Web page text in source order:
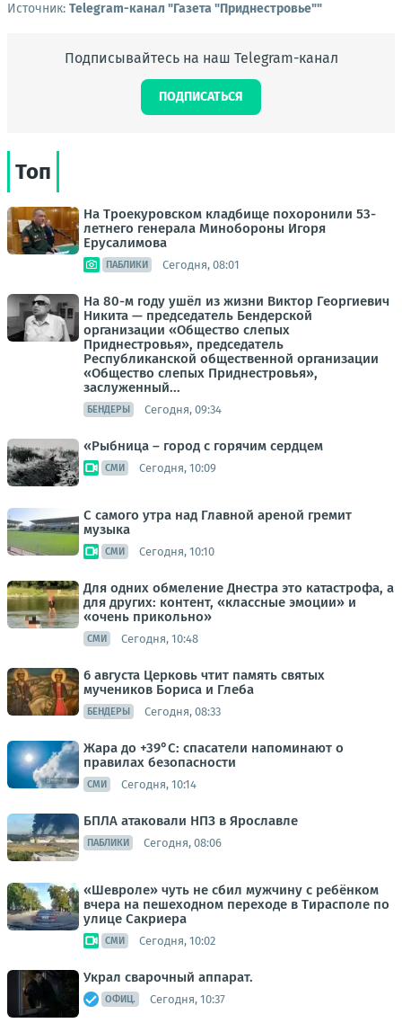
Источник: Telegram-канал "Газета "Приднестровье""
Подписывайтесь на наш Telegram-канал
ПОДПИСАТЬСЯ
Топ
На Троекуровском кладбище похоронили 53-
летнего генерала Минобороны Игоря
Ерусалимова
ПАБЛИКИ Сегодня, 08:01
На 80-м году ушёл из жизни Виктор Георгиевич
Никита — председатель Бендерской
организации «Общество слепых
Приднестровья», председатель
Республиканской общественной организации
«Общество слепых Приднестровья»,
заслуженный...
БЕНДЕРЫ Сегодня, 09:34
«Рыбница – город с горячим сердцем
СМИ Сегодня, 10:09
С самого утра над Главной ареной гремит
музыка
СМИ Сегодня, 10:10
Для одних обмеление Днестра это катастрофа, а
для других: контент, «классные эмоции» и
«очень прикольно»
СМИ Сегодня, 10:48
6 августа Церковь чтит память святых
мучеников Бориса и Глеба
БЕНДЕРЫ Сегодня, 08:33
Жара до +39°С: спасатели напоминают о
правилах безопасности
СМИ Сегодня, 10:14
БПЛА атаковали НПЗ в Ярославле
ПАБЛИКИ Сегодня, 08:06
«Шевроле» чуть не сбил мужчину с ребёнком
вчера на пешеходном переходе в Тирасполе по
улице Сакриера
СМИ Сегодня, 10:02
Украл сварочный аппарат.
ОФИЦ. Сегодня, 10:37